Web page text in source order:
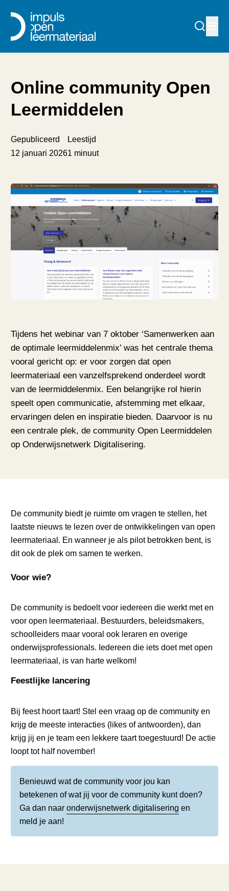
Online community Open
Leermiddelen
Gepubliceerd
12 januari 2026
Leestijd
1 minuut
Tijdens het webinar van 7 oktober ‘Samenwerken aan
de optimale leermiddelenmix’ was het centrale thema
vooral gericht op: er voor zorgen dat open
leermateriaal een vanzelfsprekend onderdeel wordt
van de leermiddelenmix. Een belangrijke rol hierin
speelt open communicatie, afstemming met elkaar,
ervaringen delen en inspiratie bieden. Daarvoor is nu
een centrale plek, de community Open Leermiddelen
op Onderwijsnetwerk Digitalisering.
De community biedt je ruimte om vragen te stellen, het
laatste nieuws te lezen over de ontwikkelingen van open
leermateriaal. En wanneer je als pilot betrokken bent, is
dit ook de plek om samen te werken.
Voor wie?
De community is bedoelt voor iedereen die werkt met en
voor open leermateriaal. Bestuurders, beleidsmakers,
schoolleiders maar vooral ook leraren en overige
onderwijsprofessionals. Iedereen die iets doet met open
leermateriaal, is van harte welkom!
Feestlijke lancering
Bij feest hoort taart! Stel een vraag op de community en
krijg de meeste interacties (likes of antwoorden), dan
krijg jij en je team een lekkere taart toegestuurd! De actie
loopt tot half november!
Benieuwd wat de community voor jou kan
betekenen of wat jij voor de community kunt doen?
Ga dan naaronderwijsnetwerk digitalisering en
meld je aan!